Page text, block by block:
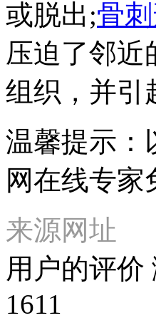
或脱出;骨
压迫了邻近
组织，并引
温馨提示：
网在线专家
来源网址
用户的评价
1611